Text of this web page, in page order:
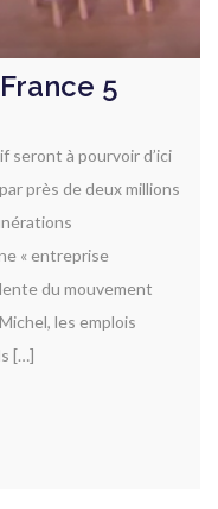
5
seront à pourvoir d’ici
près de deux millions
« entreprise
du mouvement
les emplois
[…]